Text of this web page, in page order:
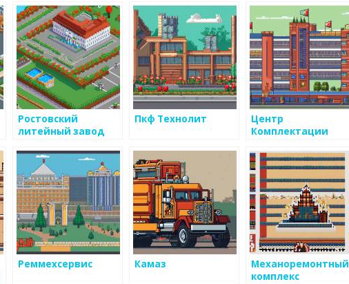
товаров и
металоизделий
Ростовский
литейный завод
Пкф Технолит
Центр
Комплектации
Реммехсервис Камаз
Механоремонтный
комплекс